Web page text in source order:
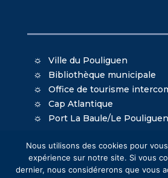
Ville du Pouliguen
Bibliothèque municipale
Office de tourisme
Cap Atlantique
Port La Baule/Le Pouliguen
Nous utilisons des cookies pour
expérience sur notre site. Si vous
dernier, nous considérerons que vous